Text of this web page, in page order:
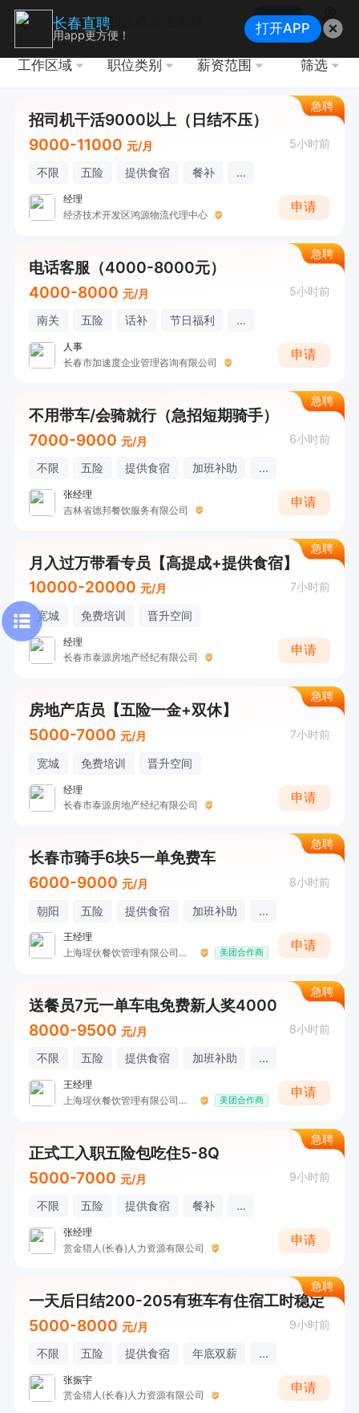
搜索
地图
工作区域 职位类别 薪资范围 筛选
急聘
招司机干活9000以上（日结不压）
9000-11000 元/月 5小时前
不限 五险 提供食宿 餐补 ...
经理
经济技术开发区鸿源物流代理中心
申请
急聘
电话客服（4000-8000元）
4000-8000 元/月 5小时前
南关 五险 话补 节日福利 ...
人事
长春市加速度企业管理咨询有限公司
申请
急聘
不用带车/会骑就行（急招短期骑手）
7000-9000 元/月 6小时前
不限 五险 提供食宿 加班补助 ...
张经理
吉林省德邦餐饮服务有限公司
申请
急聘
月入过万带看专员【高提成+提供食宿】
10000-20000 元/月 7小时前
宽城 免费培训 晋升空间
经理
长春市泰源房地产经纪有限公司
申请
急聘
房地产店员【五险一金+双休】
5000-7000 元/月 7小时前
宽城 免费培训 晋升空间
经理
长春市泰源房地产经纪有限公司
申请
急聘
长春市骑手6块5一单免费车
6000-9000 元/月 8小时前
朝阳 五险 提供食宿 加班补助 ...
王经理
上海瑆伙餐饮管理有限公司长春分公司
美团合作商
申请
急聘
送餐员7元一单车电免费新人奖4000
8000-9500 元/月 8小时前
不限 五险 提供食宿 加班补助 ...
王经理
上海瑆伙餐饮管理有限公司长春分公司
美团合作商
申请
急聘
正式工入职五险包吃住5-8Q
5000-7000 元/月 9小时前
不限 五险 提供食宿 餐补 ...
张经理
赏金猎人(长春)人力资源有限公司
申请
急聘
一天后日结200-205有班车有住宿工时稳定
5000-8000 元/月 9小时前
不限 五险 提供食宿 年底双薪 ...
张振宇
赏金猎人(长春)人力资源有限公司
申请
长春直聘
用app更方便！ 打开APP